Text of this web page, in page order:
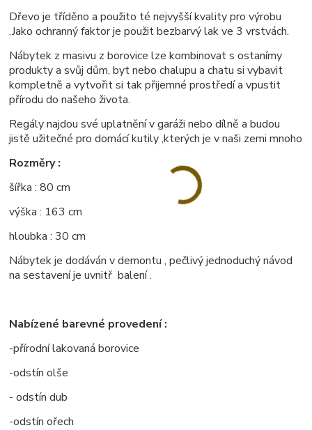
Dřevo je tříděno a použito té nejvyšší kvality pro výrobu
.Jako ochranný faktor je použit bezbarvý lak ve 3 vrstvách.
Nábytek z masivu z borovice lze kombinovat s ostanímy
produkty a svůj dům, byt nebo chalupu a chatu si vybavit
kompletně a vytvořit si tak přijemné prostředí a vpustit
přírodu do našeho života.
Regály najdou své uplatnění v garáži nebo dílně a budou
jistě užitečné pro domácí kutily ,kterých je v naši zemi mnoho
Rozměry :
šířka : 80 cm
výška : 163 cm
hloubka : 30 cm
Nábytek je dodáván v demontu , pečlivý jednoduchý návod
na sestavení je uvnitř balení .
Nabízené barevné provedení :
-přírodní lakovaná borovice
-odstín olše
- odstín dub
-odstín ořech